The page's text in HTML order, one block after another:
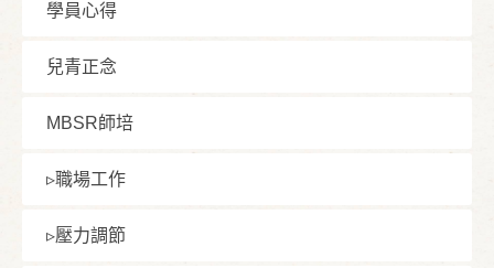
學員⼼得
兒青正念
MBSR師培
▹職場⼯作
▹壓⼒調節